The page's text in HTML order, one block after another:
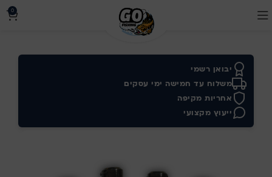
0
יבואן רשמי
משלוח עד חמישה ימי עסקים
אחריות מקיפה
ייעוץ מקצועי